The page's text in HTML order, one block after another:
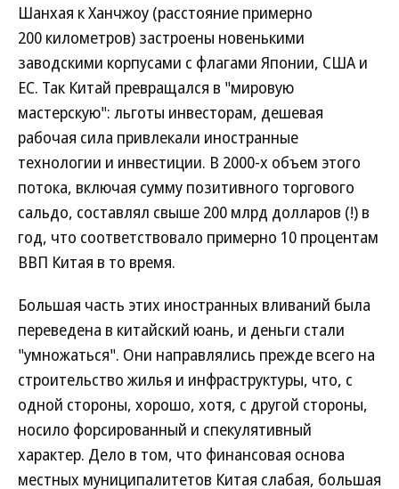
Шанхая к Ханчжоу (расстояние примерно
200 километров) застроены новенькими
заводскими корпусами с флагами Японии, США и
ЕС. Так Китай превращался в "мировую
мастерскую": льготы инвесторам, дешевая
рабочая сила привлекали иностранные
технологии и инвестиции. В 2000-х объем этого
потока, включая сумму позитивного торгового
сальдо, составлял свыше 200 млрд долларов (!) в
год, что соответствовало примерно 10 процентам
ВВП Китая в то время.
Большая часть этих иностранных вливаний была
переведена в китайский юань, и деньги стали
"умножаться". Они направлялись прежде всего на
строительство жилья и инфраструктуры, что, с
одной стороны, хорошо, хотя, с другой стороны,
носило форсированный и спекулятивный
характер. Дело в том, что финансовая основа
местных муниципалитетов Китая слабая, большая